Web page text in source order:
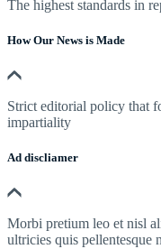
The highest standards in
How Our News is Made
Strict editorial policy that
impartiality
Ad discliamer
Morbi pretium leo et nisl
ultricies quis pellentesque